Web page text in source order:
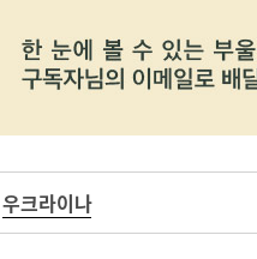
우크라이나